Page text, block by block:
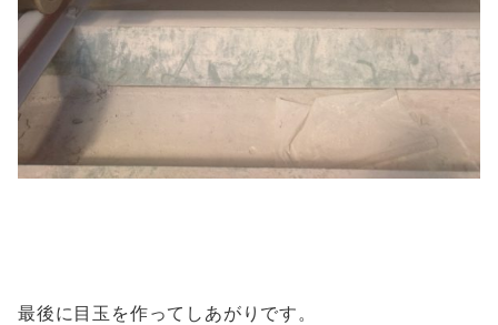
最後に目玉を作ってしあがりです。